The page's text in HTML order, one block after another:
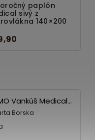
paplón
sivý z
140×200
1 + 1 ZADARMO Vankúš Medical 70x90 cm
Borska